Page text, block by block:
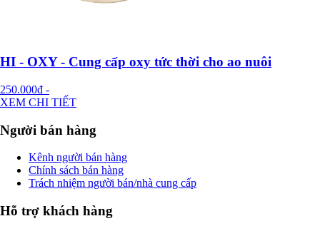
HI - OXY - Cung cấp oxy tức thời cho ao nuôi
250.000đ -
XEM CHI TIẾT
Người bán hàng
Kênh người bán hàng
Chính sách bán hàng
Trách nhiệm người bán/nhà cung cấp
Hỗ trợ khách hàng